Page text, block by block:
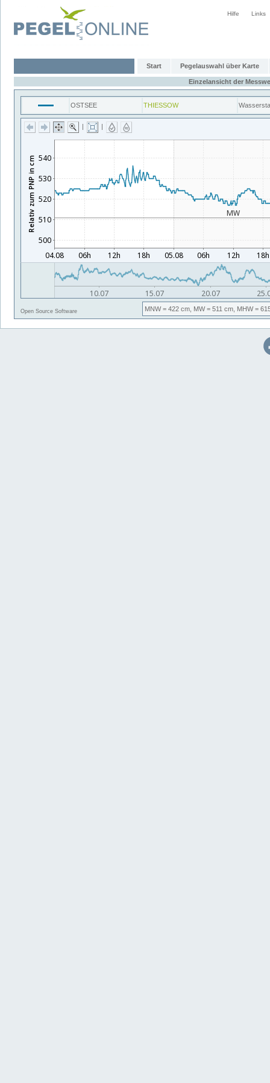
Hilfe Links
Start Pegelauswahl über Karte
Einzelansicht der
OSTSEE THIESSOW
| |
Open Source Software MNW= 422 cm, MW= 511 cm, MHW=